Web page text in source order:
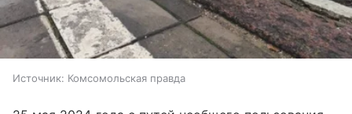
Источник: Комсомольская правда